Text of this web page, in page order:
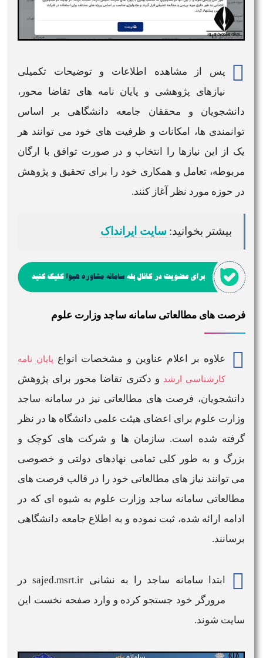
پس از مشاهده اطلاعات و توضیحات تکمیلی
نیازهای پژوهشی و پایان نامه های تقاضا محور،
دانشجویان و محققان جامعه دانشگاهی بر اساس
توانمندی ها، امکانات و ظرفیت های خود می توانند هر
یک از این نیازها را انتخاب و در صورت توافق با ارگان
مربوطه، تعامل و همکاری خود را برای تحقیق و پژوهش
در حوزه مورد نظر آغاز کنند.
بیشتر بخوانید: سایت ایرانداک
فرصت های مطالعاتی سامانه ساجد وزارت علوم
علاوه بر اعلام عناوین و مشخصات انواع پایان نامه
کارشناسی ارشد و دکتری تقاضا محور برای پژوهش
دانشجویان، فرصت های مطالعاتی نیز در سامانه ساجد
وزارت علوم برای اعضای هیئت علمی دانشگاه ها در نظر
گرفته شده است. سازمان ها و شرکت های کوچک و
بزرگ و به طور کلی تمامی نهادهای دولتی و خصوصی
می توانند نیاز های مطالعاتی خود را در قالب فرصت های
مطالعاتی سامانه ساجد وزارت علوم به شیوه ای که در
ادامه ارائه شده، ثبت نموده و به اطلاع جامعه دانشگاهی
برسانند.
ابتدا سامانه ساجد را به نشانی sajed.msrt.ir در
مرورگر خود جستجو کرده و وارد صفحه نخست این
سایت شوند.